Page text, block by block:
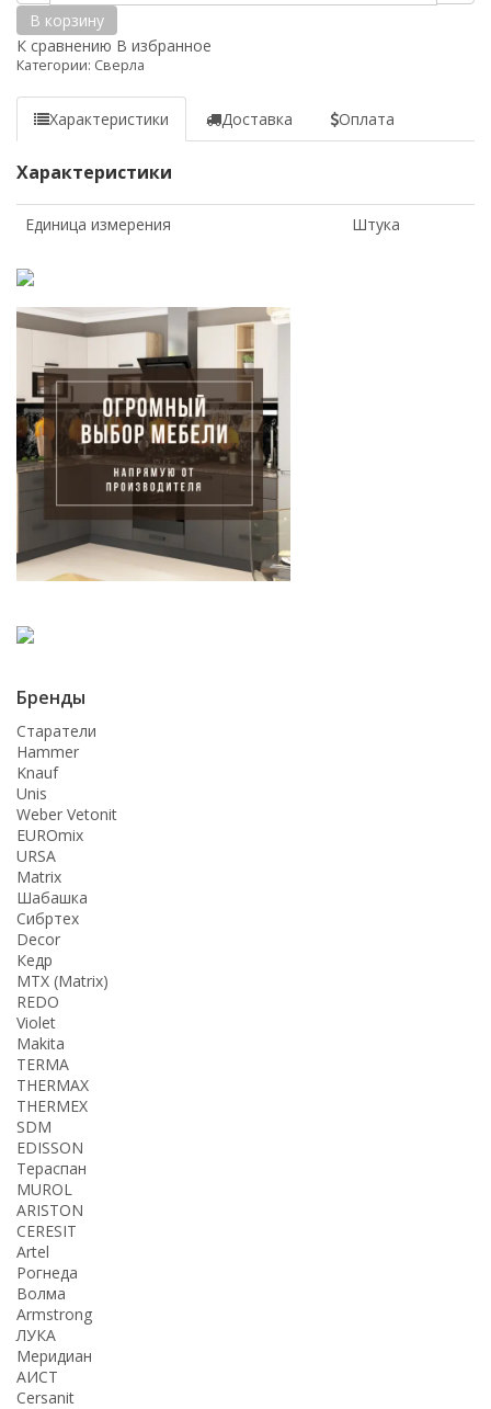
В корзину
К сравнению В избранное
Категории: Сверла
Характеристики Доставка Оплата
Характеристики
Единица измерения Штука
Бренды
Старатели
Hammer
Knauf
Unis
Weber Vetonit
EUROmix
URSA
Matrix
Шабашка
Сибртех
Decor
Кедр
MTX (Matrix)
REDO
Violet
Makita
TERMA
THERMАX
THERMEX
SDM
EDISSON
Тераспан
MUROL
ARISTON
CERESIT
Artel
Рогнеда
Волма
Armstrong
ЛУКА
Меридиан
АИСТ
Cersanit